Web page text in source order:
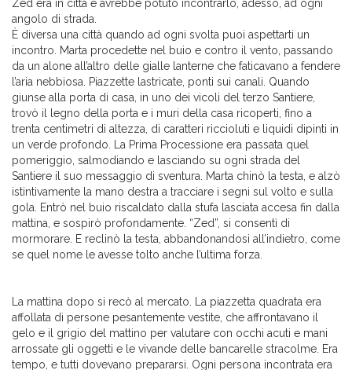
Zed era in città e avrebbe potuto incontrarlo, adesso, ad ogni
angolo di strada.
È diversa una città quando ad ogni svolta puoi aspettarti un
incontro. Marta procedette nel buio e contro il vento, passando
da un alone all’altro delle gialle lanterne che faticavano a fendere
l’aria nebbiosa. Piazzette lastricate, ponti sui canali. Quando
giunse alla porta di casa, in uno dei vicoli del terzo Santiere,
trovò il legno della porta e i muri della casa ricoperti, fino a
trenta centimetri di altezza, di caratteri riccioluti e liquidi dipinti in
un verde profondo. La Prima Processione era passata quel
pomeriggio, salmodiando e lasciando su ogni strada del
Santiere il suo messaggio di sventura. Marta chinò la testa, e alzò
istintivamente la mano destra a tracciare i segni sul volto e sulla
gola. Entrò nel buio riscaldato dalla stufa lasciata accesa fin dalla
mattina, e sospirò profondamente. “Zed”, si consentì di
mormorare. E reclinò la testa, abbandonandosi all’indietro, come
se quel nome le avesse tolto anche l’ultima forza.
La mattina dopo si recò al mercato. La piazzetta quadrata era
affollata di persone pesantemente vestite, che affrontavano il
gelo e il grigio del mattino per valutare con occhi acuti e mani
arrossate gli oggetti e le vivande delle bancarelle stracolme. Era
tempo, e tutti dovevano prepararsi. Ogni persona incontrata era